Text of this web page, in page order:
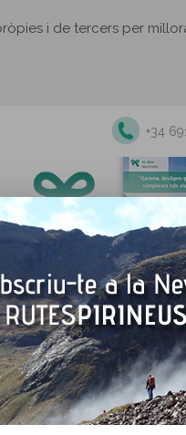
i de tercers per
+34
Excursions i activitats